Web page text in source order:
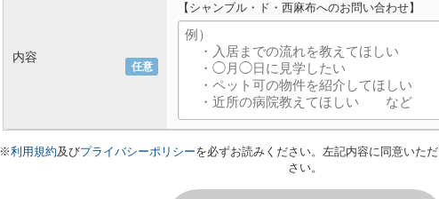
任意
内容
【シャンブル・ド・西麻布へのお問い合わせ】
※利用規約及びプライバシーポリシーを必ずお読みください。左記内容に同意いた
さい。